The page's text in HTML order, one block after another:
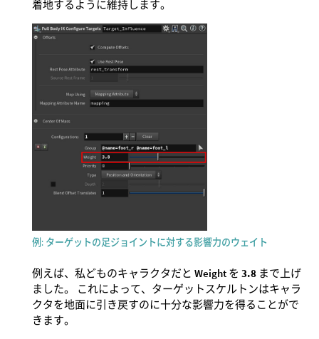
着地するように維持します。
例: ターゲットの足ジョイントに対する影響力のウェイト
例えば、私どものキャラクタだと Weight を 3.8 まで上げ
ました。 これによって、ターゲットスケルトンはキャラ
クタを地面に引き戻すのに十分な影響力を得ることがで
きます。